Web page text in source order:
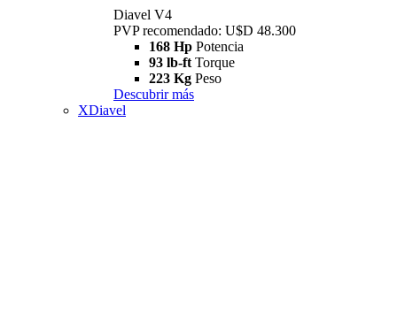
Diavel V4
PVP recomendado: U$D 48.300
168 Hp Potencia
93 lb-ft Torque
223 Kg Peso
Descubrir más
XDiavel